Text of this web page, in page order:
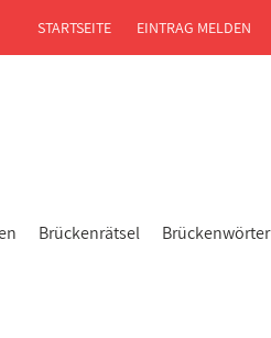
Brückenrätsel Brückenwörter
STARTSEITE EINTRAG MELDEN